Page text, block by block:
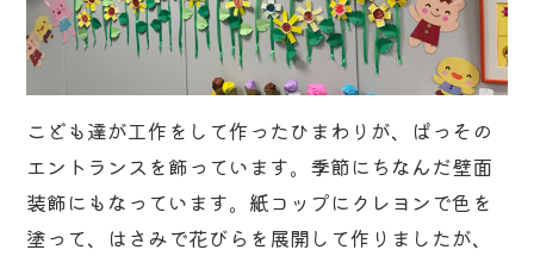
こども達が工作をして作ったひまわりが、ぱっその
エントランスを飾っています。季節にちなんだ壁面
装飾にもなっています。紙コップにクレヨンで色を
塗って、はさみで花びらを展開して作りましたが、